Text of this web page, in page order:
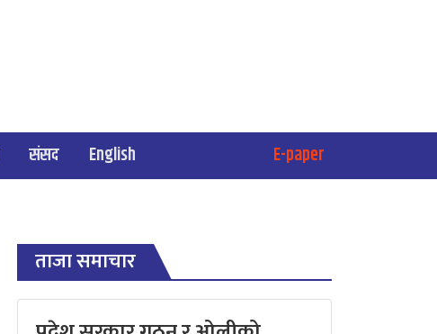
संसद English E-paper
ताजा समाचार